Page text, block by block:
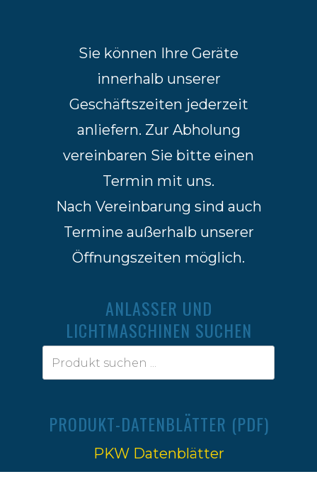
Sie können Ihre Geräte
innerhalb unserer
Geschäftszeiten jederzeit
anliefern. Zur Abholung
vereinbaren Sie bitte einen
Termin mit uns.
Nach Vereinbarung sind auch
Termine außerhalb unserer
Öffnungszeiten möglich.
ANLASSER UND
LICHTMASCHINEN SUCHEN
PRODUKT-DATENBLÄTTER (PDF)
PKW Datenblätter